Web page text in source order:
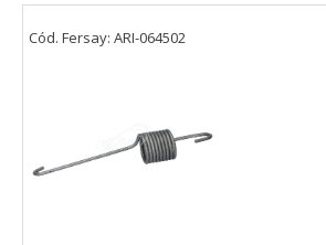
Cód. Fersay: ARI-064502